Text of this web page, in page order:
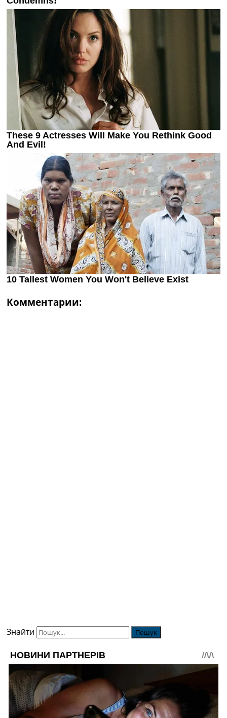
Комментарии:
Знайти